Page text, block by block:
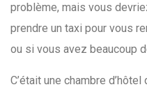
problème, mais vous
prendre un taxi pour vous
ou si vous avez beaucoup
C’était une chambre